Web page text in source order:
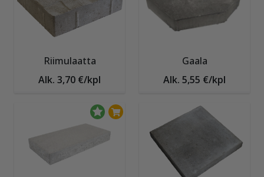
Riimulaatta
Alk. 3,70 €/kpl
Gaala
Alk. 5,55 €/kpl